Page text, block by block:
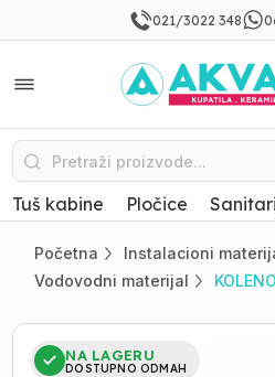
021/3022 348
Tuš kabine Pločice
Početna
Instalacioni
Vodovodni materijal
NA LAGERU
DOSTUPNO ODMAH